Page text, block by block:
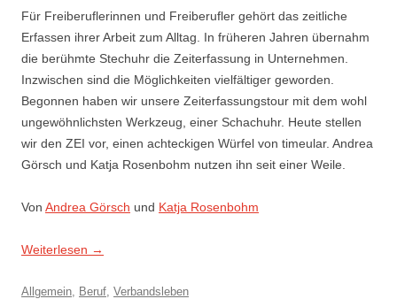
Für Freiberuflerinnen und Freiberufler gehört das zeitliche
Erfassen ihrer Arbeit zum Alltag. In früheren Jahren übernahm
die berühmte Stechuhr die Zeiterfassung in Unternehmen.
Inzwischen sind die Möglichkeiten vielfältiger geworden.
Begonnen haben wir unsere Zeiterfassungstour mit dem wohl
ungewöhnlichsten Werkzeug, einer Schachuhr. Heute stellen
wir den ZEI vor, einen achteckigen Würfel von timeular. Andrea
Görsch und Katja Rosenbohm nutzen ihn seit einer Weile.
Von Andrea Görsch und Katja Rosenbohm
Weiterlesen →
Allgemein, Beruf, Verbandsleben